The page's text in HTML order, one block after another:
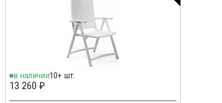
в наличии10+ шт.
13 260 ₽